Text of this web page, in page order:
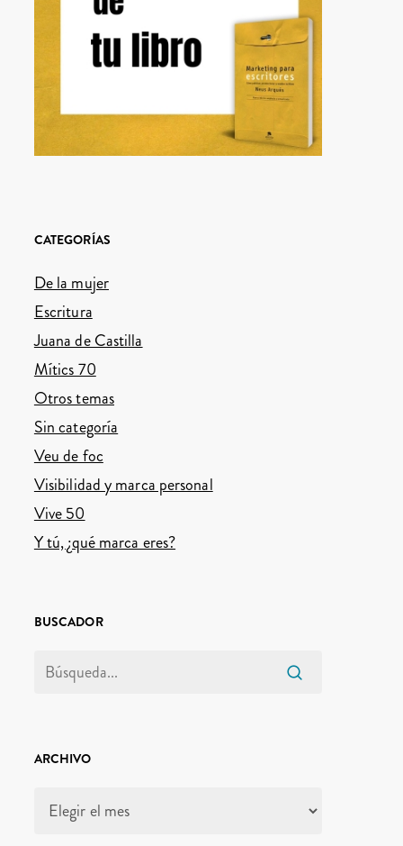
CATEGORÍAS
De la mujer
Escritura
Juana de Castilla
Mítics 70
Otros temas
Sin categoría
Veu de foc
Visibilidad y marca personal
Vive 50
Y tú, ¿qué marca eres?
BUSCADOR
ARCHIVO